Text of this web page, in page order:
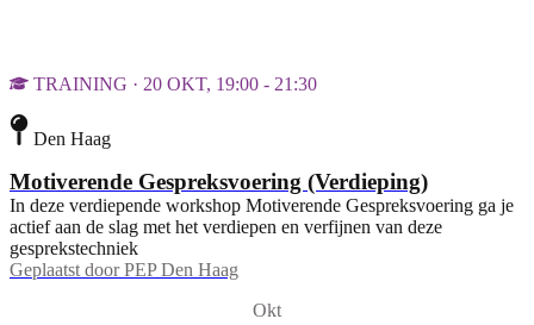
TRAINING · 20 OKT, 19:00 - 21:30
Den Haag
Motiverende Gespreksvoering (Verdieping)
In deze verdiepende workshop Motiverende Gespreksvoering ga je
actief aan de slag met het verdiepen en verfijnen van deze
gesprekstechniek
Geplaatst door PEP Den Haag
Okt